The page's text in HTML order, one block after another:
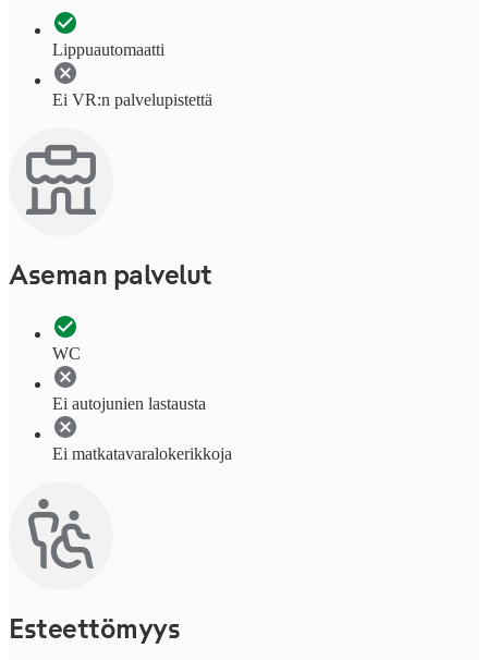
Lippuautomaatti
Ei VR:n palvelupistettä
Aseman palvelut
WC
Ei autojunien lastausta
Ei matkatavaralokerikkoja
Esteettömyys